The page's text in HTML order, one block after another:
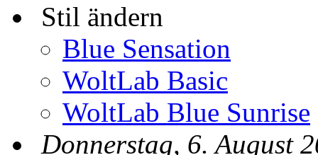
Stil ändern
Blue Sensation
WoltLab Basic
WoltLab Blue Sunrise
Donnerstag, 6. August